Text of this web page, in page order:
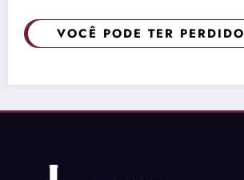
VOCÊ PODE TER PERDIDO